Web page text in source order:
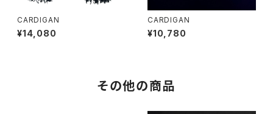
CARDIGAN
¥14,080
CARDIGAN
¥10,780
その他の商品